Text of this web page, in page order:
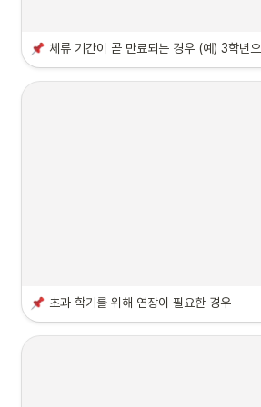
체류 기간이 곧 만료되는 경우 (예) 3학년
초과 학기 를 위해 연장이 필요한 경우